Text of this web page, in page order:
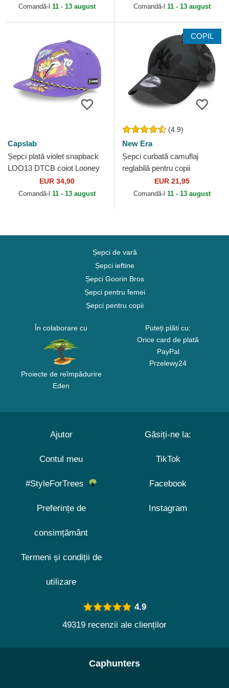
Comandă-l 11 - 13 august Comandă-l 11 - 13 august
Capslab
Șepci plată violet snapback
LOO13 DTCB coiot Looney
Tunes de Capslab
EUR 34,90
Comandă-l 11 - 13 august
COPIL
(4.9)
New Era
Șepci curbată camuflaj
reglabilă pentru copii
9FORTY League Essential
de New York Yankees MLB
EUR 21,95
Comandă-l 11 - 13 august
Șepci de vară
Șepci ieftine
Șepci Goorin Bros
Șepci pentru femei
Șepci pentru copii
În colaborare cu
Proiecte de reîmpădurire
Eden
Puteți plăti cu:
Orice card de plată
PayPal
Przelewy24
Ajutor
Contul meu
#StyleForTrees
Preferințe de
consimțământ
Termeni și condiții de
utilizare
Găsiți-ne la:
TikTok
Facebook
Instagram
4.9
49319 recenzii ale clienților
Caphunters